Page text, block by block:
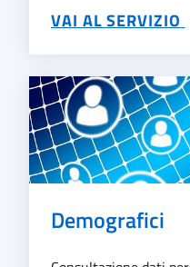
VAI AL SERVIZIO
Demografici